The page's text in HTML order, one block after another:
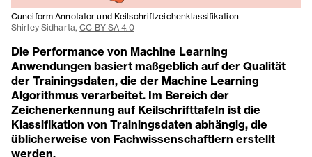
Cuneiform Annotator und Keilschriftzeichenklassifikation
Shirley Sidharta,CC BY SA 4.0
Die Performance von Machine Learning
Anwendungen basiert maßgeblich auf der Qualität
der Trainingsdaten, die der Machine Learning
Algorithmus verarbeitet. Im Bereich der
Zeichenerkennung auf Keilschrifttafeln ist die
Klassifikation von Trainingsdaten abhängig, die
üblicherweise von Fachwissenschaftlern erstellt
werden.